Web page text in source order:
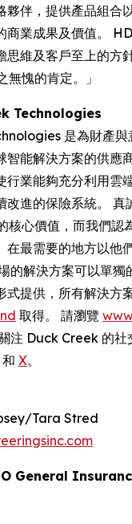
夥伴，提供產品組合
商業成果及價值。
思維及客戶至上的方
無愧的肯定。」
Technologies
是為財產與
智能解決方案的供應
行業能夠充分利用雲
改進的保險系統。 真
核心價值，而我們認
在最需要的地方以他
的解決方案可以單獨
式提供，所有解決方
取得。 請瀏覽
注 Duck Creek 的社
和 X。
Tara Stred
General